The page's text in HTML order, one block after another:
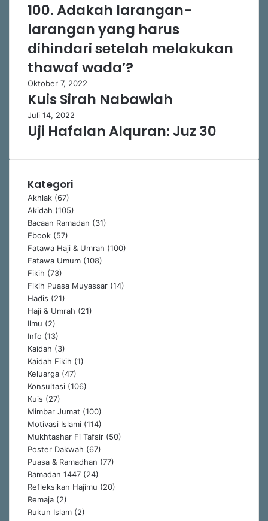
100. Adakah larangan-
larangan yang harus
dihindari setelah melakukan
thawaf wada’?
Oktober 7, 2022
Kuis Sirah Nabawiah
Juli 14, 2022
Uji Hafalan Alquran: Juz 30
Kategori
Akhlak (67)
Akidah (105)
Bacaan Ramadan (31)
Ebook (57)
Fatawa Haji & Umrah (100)
Fatawa Umum (108)
Fikih (73)
Fikih Puasa Muyassar (14)
Hadis (21)
Haji & Umrah (21)
Ilmu (2)
Info (13)
Kaidah (3)
Kaidah Fikih (1)
Keluarga (47)
Konsultasi (106)
Kuis (27)
Mimbar Jumat (100)
Motivasi Islami (114)
Mukhtashar Fi Tafsir (50)
Poster Dakwah (67)
Puasa & Ramadhan (77)
Ramadan 1447 (24)
Refleksikan Hajimu (20)
Remaja (2)
Rukun Islam (2)